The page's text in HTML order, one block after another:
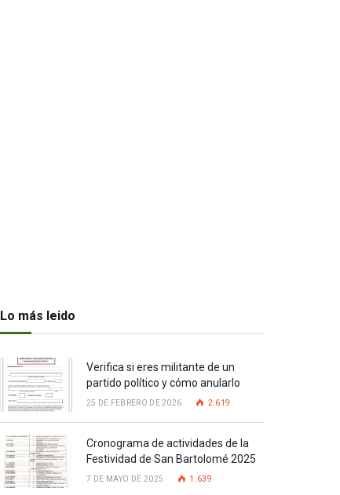
Lo más leido
Verifica si eres militante de un
partido político y cómo anularlo
25 DE FEBRERO DE 2026 2.619
Cronograma de actividades de la
Festividad de San Bartolomé 2025
7 DE MAYO DE 2025 1.639